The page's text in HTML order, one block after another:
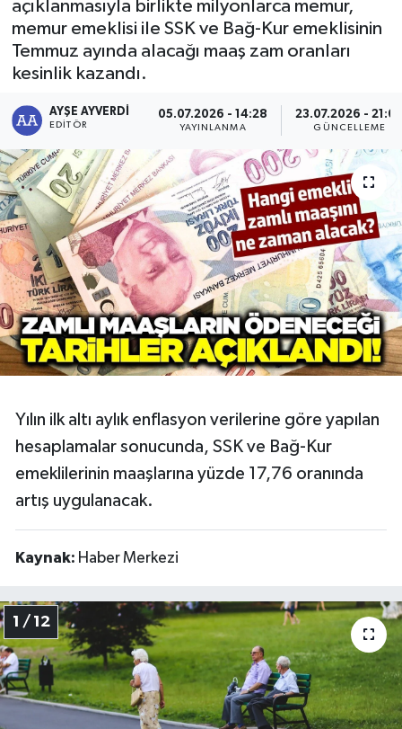
açıklanmasıyla birlikte milyonlarca memur,
memur emeklisi ile SSK ve Bağ-Kur emeklisinin
Temmuz ayında alacağı maaş zam oranları
kesinlik kazandı.
AYŞE AYVERDI
EDITÖR
05.07.2026 - 14:28
YAYINLANMA
23.07.2026 -
GÜNCELLEME
Yılın ilk altı aylık enflasyon verilerine göre yapılan
hesaplamalar sonucunda, SSK ve Bağ-Kur
emeklilerinin maaşlarına yüzde 17,76 oranında
artış uygulanacak.
Kaynak: Haber Merkezi
1 / 12
RESMİ İLAN
BİLİM VE TEKNOLOJİ
RESMİ İLAN
Yaşam
Tarih
Çevre
Dünya
İletişim
Künye
SPOR
Video